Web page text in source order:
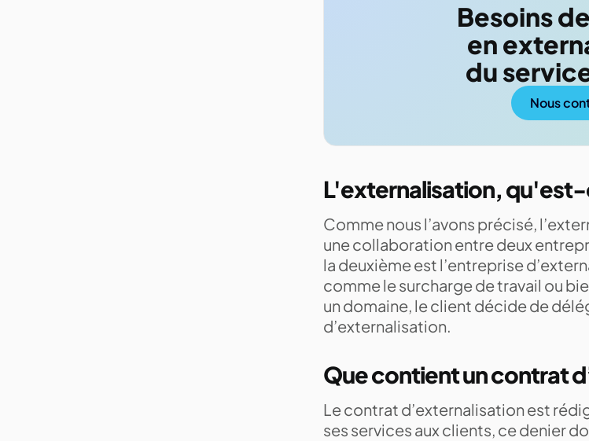
Besoins
en
du
Nous
L'externalisation,
Comme nous l’avons précisé,
une collaboration entre deux
la deuxième est l’entreprise
comme le surcharge de travail ou
un domaine, le client décide de
d’externalisation.
Que contient un contrat
Le contrat d’externalisation est
ses services aux clients, ce denier